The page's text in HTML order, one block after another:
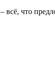
всё, что